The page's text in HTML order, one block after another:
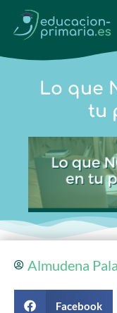
Lo que
tu
Almudena
Facebook